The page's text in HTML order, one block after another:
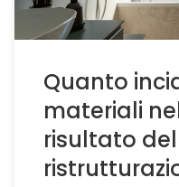
Quanto
materiali
risultato